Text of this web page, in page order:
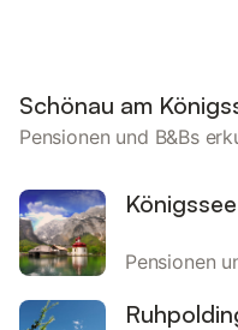
Schönau am
Pensionen und B&Bs
Königssee
Pensionen